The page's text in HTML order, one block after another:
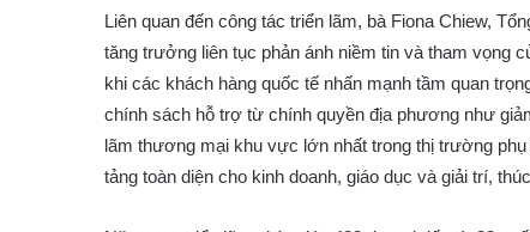
Liên quan đến công tác triển lãm, bà Fiona Chiew,
tăng trưởng liên tục phản ánh niềm tin và tham vọng
khi các khách hàng quốc tế nhấn mạnh tầm quan
chính sách hỗ trợ từ chính quyền địa phương như
lãm thương mại khu vực lớn nhất trong thị trường
tảng toàn diện cho kinh doanh, giáo dục và giải trí,